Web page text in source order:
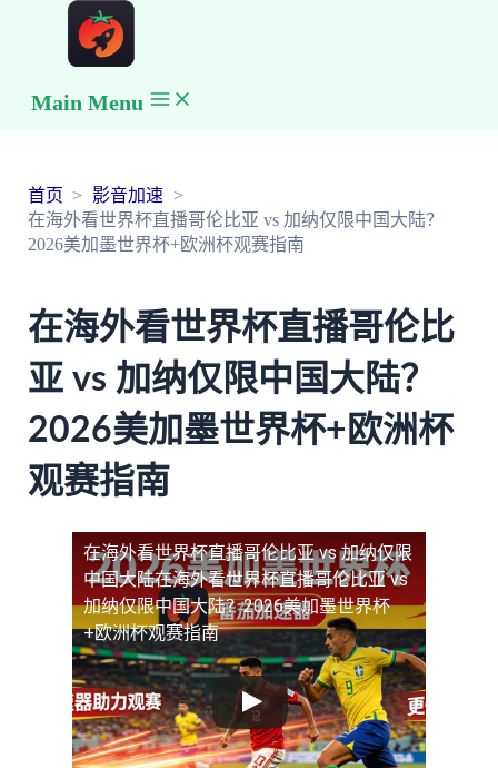
Main Menu
首页
影音加速
在海外看世界杯直播哥伦比亚 vs 加纳仅限中国大陆？
2026美加墨世界杯+欧洲杯观赛指南
在海外看世界杯直播哥伦比
亚 vs 加纳仅限中国大陆？
2026美加墨世界杯+欧洲杯
观赛指南
在海外看世界杯直播哥伦比亚 vs 加纳仅限
中国大陆在海外看世界杯直播哥伦比亚 vs
加纳仅限中国大陆？2026美加墨世界杯
+欧洲杯观赛指南